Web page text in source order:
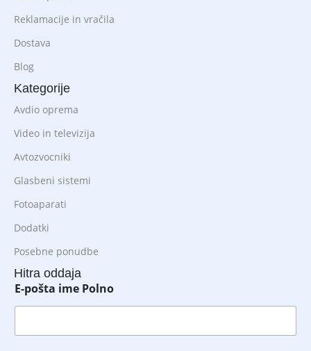
Reklamacije in vračila
Dostava
Blog
Kategorije
Avdio oprema
Video in televizija
Avtozvocniki
Glasbeni sistemi
Fotoaparati
Dodatki
Posebne ponudbe
Hitra oddaja
E-pošta ime Polno